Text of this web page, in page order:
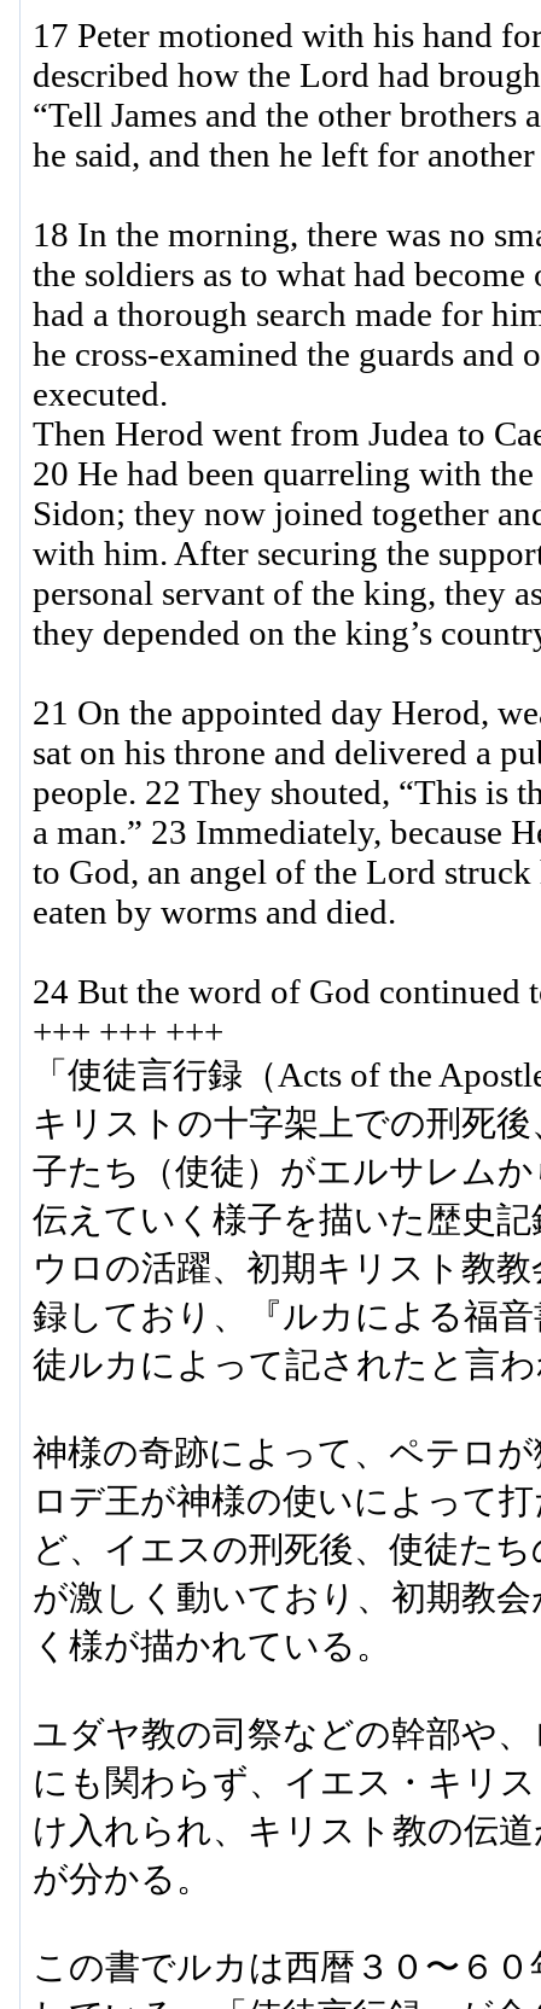
17 Peter motioned with his hand
described how the Lord had
“Tell James and the other brothers
he said, and then he left for
18 In the morning, there was no
the soldiers as to what had
had a thorough search made for
he cross-examined the guards and
executed.
Then Herod went from Judea to
20 He had been quarreling with
Sidon; they now joined together
with him. After securing the
personal servant of the king, they
they depended on the king’s
21 On the appointed day Herod,
sat on his throne and delivered a
people. 22 They shouted, “This is
a man.” 23 Immediately, because
to God, an angel of the Lord
eaten by worms and died.
24 But the word of God continued
+++ +++ +++
「使徒言行録（Acts of the
キリストの十字架上での刑死
子たち（使徒）がエルサレム
伝えていく様子を描いた歴史
ウロの活躍、初期キリスト教
録しており、『ルカによる福
徒ルカによって記されたと言
神様の奇跡によって、ペテロ
ロデ王が神様の使いによって
ど、イエスの刑死後、使徒た
が激しく動いており、初期教
く様が描かれている。
ユダヤ教の司祭などの幹部や
にも関わらず、イエス・キリ
け入れられ、キリスト教の伝
が分かる。
この書でルカは西暦３０〜６